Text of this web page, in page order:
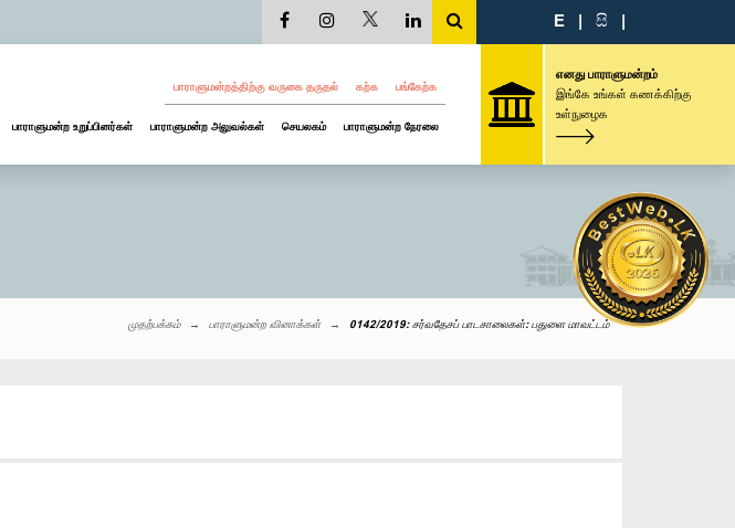
E | සි |
பாராளுமன்றத்திற்கு வருகை தருதல் கற்க பங்கேற்க
பாராளுமன்ற உறுப்பினர்கள் பாராளுமன்ற அலுவல்கள் செயலகம் பாராளுமன்ற நேரலை
எனது பாராளுமன்றம்
இங்கே உங்கள் கணக்கிற்கு
உள்நுழைக
முதற்பக்கம் பாராளுமன்ற வினாக்கள் 0142/2019: சர்வதேசப் பாடசாலைகள்: பதுளை மாவட்டம்